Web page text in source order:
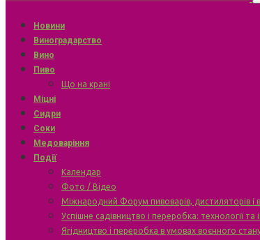
Новини
Виноградарство
Вино
Пиво
Що на крані
Міцні
Сидри
Соки
Медоваріння
Події
Календар
Фото / Відео
Міжнародний Форум пивоварів, дистиляторів і
Успішне садівництво і переробка: технології
Ягідництво і переробка в умовах воєнного